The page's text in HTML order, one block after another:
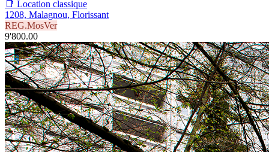
📑 Location classique
1208, Malagnou, Florissant
REG.MosVer
9'800.00